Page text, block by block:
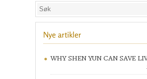
Nye artikler
WHY SHEN YUN CAN SAVE